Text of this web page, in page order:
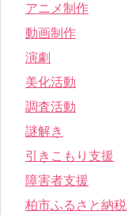
アニメ制作
動画制作
演劇
美化活動
調査活動
謎解き
引きこもり支援
障害者支援
柏市ふるさと納税